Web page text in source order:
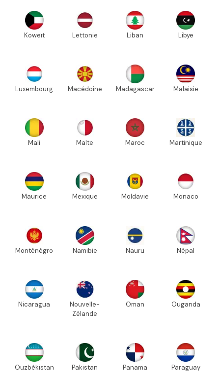
Koweït Lettonie Liban Libye
Luxembourg Macédoine Madagascar Malaisie
Mali Malte Maroc Martinique
Maurice Mexique Moldavie Monaco
Monténégro Namibie Nauru Népal
Nicaragua
Nouvelle-
Zélande
Oman Ouganda
Ouzbékistan Pakistan Panama Paraguay